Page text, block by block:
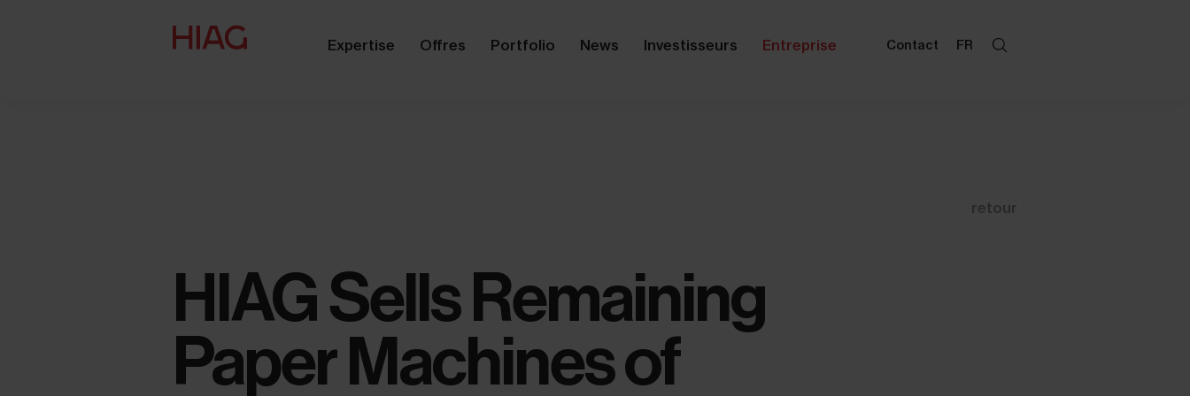
Expertise Offres Portfolio News Investisseurs Entreprise Contact FR
retour
HIAG Sells Remaining
Paper Machines of